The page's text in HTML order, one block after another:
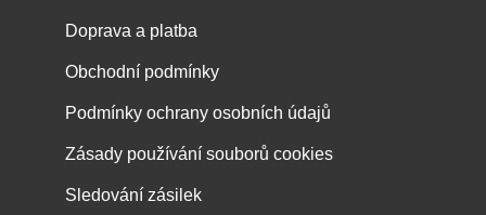
Doprava a platba
Obchodní podmínky
Podmínky ochrany osobních údajů
Zásady používání souborů cookies
Sledování zásilek